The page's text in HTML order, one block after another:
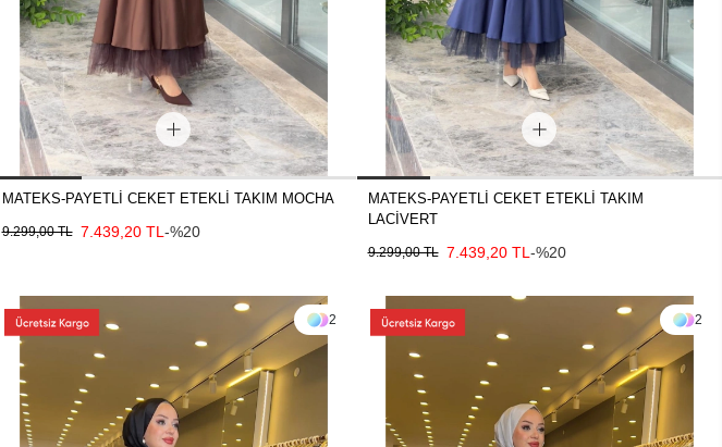
MATEKS-PAYETLİ CEKET ETEKLİ TAKIM MOCHA
9.299,00 TL 7.439,20 TL -%20
MATEKS-PAYETLİ CEKET ETEKLİ TAKIM
LACİVERT
9.299,00 TL 7.439,20 TL -%20
2 2